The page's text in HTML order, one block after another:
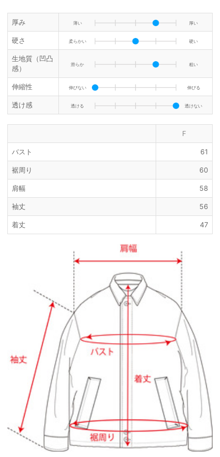
厚み 薄い 厚い
硬さ 柔らかい 硬い
生地質（凹凸
感）
滑らか 粗い
伸縮性 伸びない 伸びる
透け感 透ける 透けない
F
バスト 61
裾周り 60
肩幅 58
袖丈 56
着丈 47